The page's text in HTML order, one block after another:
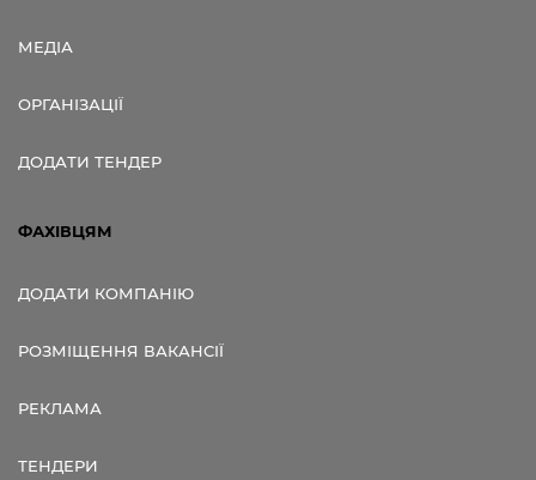
МЕДІА
ОРГАНІЗАЦІЇ
ДОДАТИ ТЕНДЕР
ФАХІВЦЯМ
ДОДАТИ КОМПАНІЮ
РОЗМІЩЕННЯ ВАКАНСІЇ
РЕКЛАМА
ТЕНДЕРИ